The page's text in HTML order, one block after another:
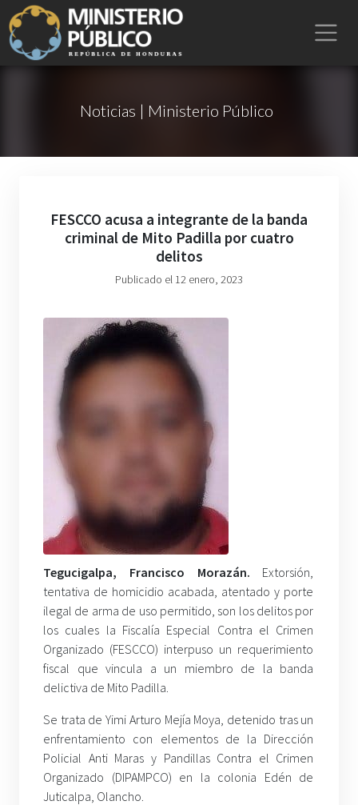
Noticias | Ministerio Público
FESCCO acusa a integrante de la banda
criminal de Mito Padilla por cuatro
delitos
Publicado el 12 enero, 2023
Tegucigalpa, Francisco Morazán. Extorsión,
tentativa de homicidio acabada, atentado y porte
ilegal de arma de uso permitido, son los delitos por
los cuales la Fiscalía Especial Contra el Crimen
Organizado (FESCCO) interpuso un requerimiento
fiscal que vincula a un miembro de la banda
delictiva de Mito Padilla.
Se trata de Yimi Arturo Mejía Moya, detenido tras un
enfrentamiento con elementos de la Dirección
Policial Anti Maras y Pandillas Contra el Crimen
Organizado (DIPAMPCO) en la colonia Edén de
Juticalpa, Olancho.